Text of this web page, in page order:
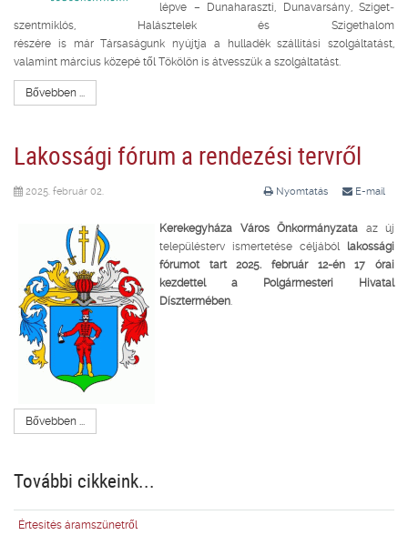
lépve – Dunaharaszti, Dunavarsány, Sziget­
szentmiklós, Halásztelek és Szigethalom
részére is már Társaságunk nyújtja a hulladék­ szállítási szolgáltatást,
valamint március közepé­ től Tökölön is átvesszük a szolgáltatást.
Bővebben ...
Lakossági fórum a rendezési tervről
Nyomtatás E-mail
2025. február 02.
Kerekegyháza Város Önkormányzata az új
településterv ismertetése céljábóllakossági
fórumot tart 2025. február 12-én 17 órai
kezdettel a Polgármesteri Hivatal
Dísztermében.
Bővebben ...
További cikkeink...
Értesítés áramszünetről